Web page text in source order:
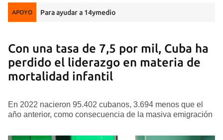
APOYO Para ayudar a 14ymedio
Con una tasa de 7,5 por mil, Cuba ha
perdido el liderazgo en materia de
mortalidad infantil
En 2022 nacieron 95.402 cubanos, 3.694 menos que el
año anterior, como consecuencia de la masiva emigración